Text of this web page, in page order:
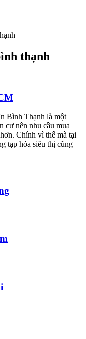
thạnh
Bình Thạnh là một
cư nên nhu cầu mua
Chính vì thế mà tại
tạp hóa siêu thị cũng